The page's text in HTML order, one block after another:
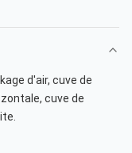
d'air, cuve de
cuve de